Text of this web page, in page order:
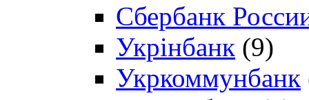
Сбербанк
Укрінбанк (9)
Укркоммунбанк